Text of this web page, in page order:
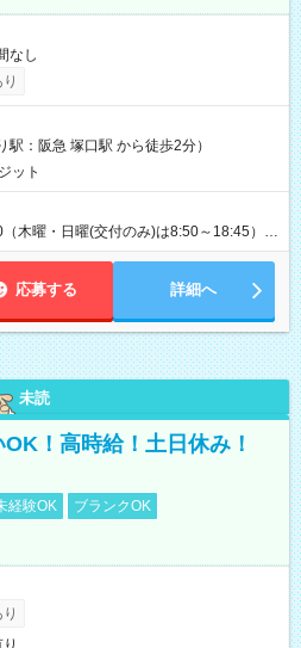
なし
駅：阪急 塚口駅 から徒歩2分）
ット
（木曜・日曜(交付のみ)は8:50～18:45）
応相談 【曜日】月・火・水・木・金 の
ますので、日曜日働ける方も歓迎 ※もち
応募する 詳細へ
未読
！高時給！土日休み！
経験OK
ブランクOK